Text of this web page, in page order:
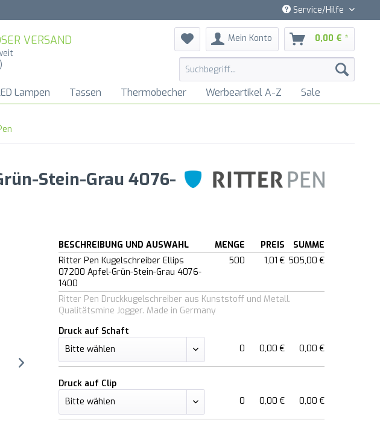
Service/Hilfe
VERSAND Mein Konto 0,00 € *
Lampen Tassen Thermobecher Werbeartikel A-Z Sale
Stein-Grau 4076-
BESCHREIBUNG UND AUSWAHL MENGE PREIS
SUMME
Ritter Pen Kugelschreiber Ellips
07200 Apfel-Grün-Stein-Grau 4076-
1400
500 1,01 € 505,00 €
Ritter Pen Druckkugelschreiber aus Kunststoff und Metall.
Qualitätsmine Jogger. Made in Germany
Druck auf Schaft
0
0,00 € 0,00 €
Druck auf Clip
0
0,00 € 0,00 €